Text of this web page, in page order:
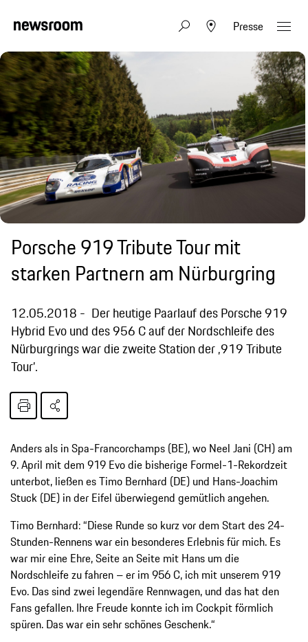
Presse
Porsche 919 Tribute Tour mit
starken Partnern am Nürburgring
12.05.2018
Der heutige Paarlauf des Porsche 919
Hybrid Evo und des 956 C auf der Nordschleife des
Nürburgrings war die zweite Station der ‚919 Tribute
Tour’.
Anders als in Spa-Francorchamps (BE), wo Neel Jani (CH) am
9. April mit dem 919 Evo die bisherige Formel-1-Rekordzeit
unterbot, ließen es Timo Bernhard (DE) und Hans-Joachim
Stuck (DE) in der Eifel überwiegend gemütlich angehen.
Timo Bernhard: “Diese Runde so kurz vor dem Start des 24-
Stunden-Rennens war ein besonderes Erlebnis für mich. Es
war mir eine Ehre, Seite an Seite mit Hans um die
Nordschleife zu fahren – er im 956 C, ich mit unserem 919
Evo. Das sind zwei legendäre Rennwagen, und das hat den
Fans gefallen. Ihre Freude konnte ich im Cockpit förmlich
spüren. Das war ein sehr schönes Geschenk.“